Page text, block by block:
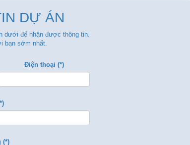
DỰ ÁN
dưới để nhận được thông tin.
bạn sớm nhất.
Điện thoại (*)
(*)